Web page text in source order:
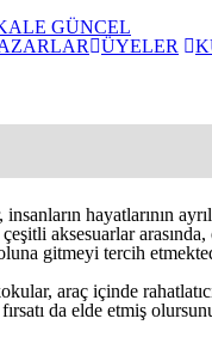
GÜNCEL
ÜYELER
hayatlarının
aksesuarlar
gitmeyi tercih
araç içinde
da elde etmiş